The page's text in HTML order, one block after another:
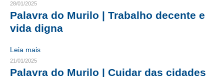
COMPOSIÇÃO
CONSELHOS ASSESSORES
PERSONALIDADES DA TECNOLOGIA
28/01/2025
Palavra do Murilo | Trabalho decente e
vida digna
Leia mais
21/01/2025
Palavra do Murilo | Cuidar das cidades